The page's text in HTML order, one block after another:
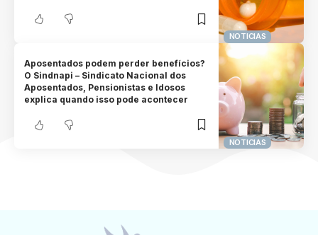
NOTICIAS
NOTICIAS
Aposentados podem perder benefícios?
O Sindnapi – Sindicato Nacional dos
Aposentados, Pensionistas e Idosos
explica quando isso pode acontecer